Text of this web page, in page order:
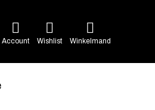
Account Wishlist Winkelmand